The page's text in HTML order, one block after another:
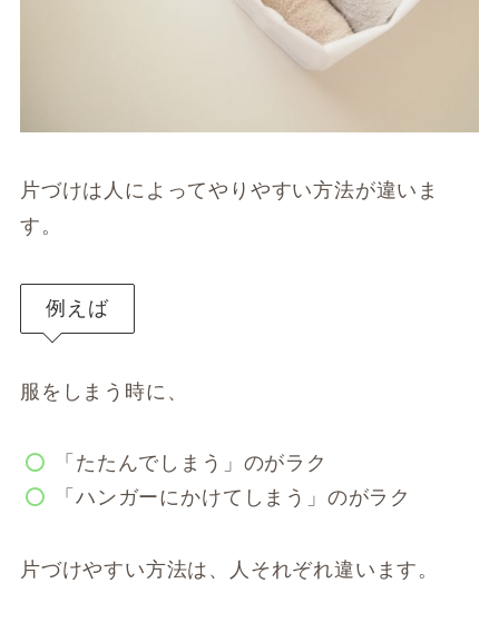
片づけは人によってやりやすい方法が違いま
す。
例えば
服をしまう時に、
「たたんでしまう」のがラク
「ハンガーにかけてしまう」のがラク
片づけやすい方法は、人それぞれ違います。